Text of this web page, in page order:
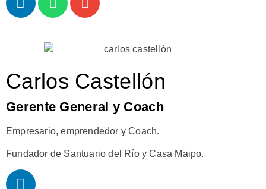
Carlos Castellón
Gerente General y Coach
Empresario, emprendedor y Coach.
Fundador de Santuario del Río y Casa Maipo.